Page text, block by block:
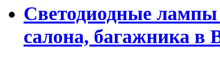
Светодиодные лампы
салона, багажника в